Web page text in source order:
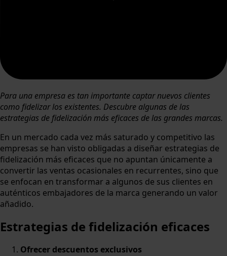
Para una empresa es tan importante captar nuevos clientes
como fidelizar los existentes. Descubre algunas de las
estrategias de fidelización más eficaces de las grandes marcas.
En un mercado cada vez más saturado y competitivo las
empresas se han visto obligadas a diseñar estrategias de
fidelización más eficaces que no apuntan únicamente a
convertir las ventas ocasionales en recurrentes, sino que
se enfocan en transformar a algunos de sus clientes en
auténticos embajadores de la marca generando un valor
añadido.
Estrategias de fidelización eficaces
Ofrecer descuentos exclusivos